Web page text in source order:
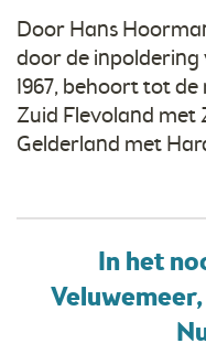
Door Hans
door de inpoldering
1967, behoort tot
Zuid Flevoland met
Gelderland met
In het